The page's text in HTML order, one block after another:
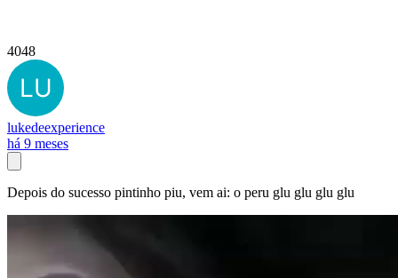
4048
lukedeexperience
há 9 meses
Depois do sucesso pintinho piu, vem ai: o peru glu glu glu glu